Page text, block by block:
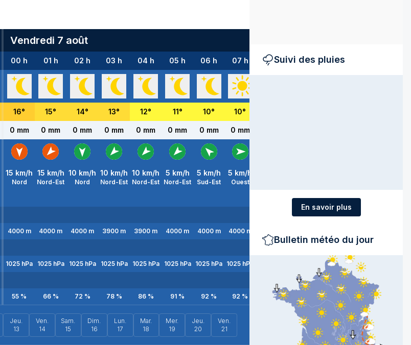
Vendredi 7 août
00 h 01 h 02 h 03 h 04 h 05 h 06 h 07 h 08 h 09 h 10 h
16° 15° 14° 13° 12° 11° 10° 10°
0 mm 0 mm 0 mm 0 mm 0 mm 0 mm 0 mm 0 mm
15 km/h
Nord
15 km/h
Nord-Est
10 km/h
Nord
10 km/h
Nord-Est
10 km/h
Nord-Est
5 km/h
Nord-Est
5 km/h
Sud-Est
5 km/h
Ouest
4000m 4000 m 4000 m 3900 m 3900 m 4000 m 4000m 4000m
1025 hPa 1025hPa 1025hPa 1025hPa 1025hPa 1025hPa 1025 hPa 1025 hPa 1025hPa 1025
55 % 66% 72 % 78% 86% 91 % 92 % 92 % % 79 % 68 % 49 %
Jeu.
13
Ven.
14
Sam.
15
Dim.
16
Lun.
17
Mar.
18
Mer.
19
Jeu.
20
Ven.
21
Suivi des pluies
En savoir plus
Bulletin météo du jour